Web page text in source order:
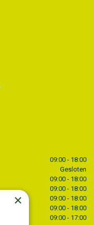
09:00 - 18:00
Gesloten
09:00 - 18:00
09:00 - 18:00
09:00 - 18:00
09:00 - 18:00
09:00 - 17:00
×